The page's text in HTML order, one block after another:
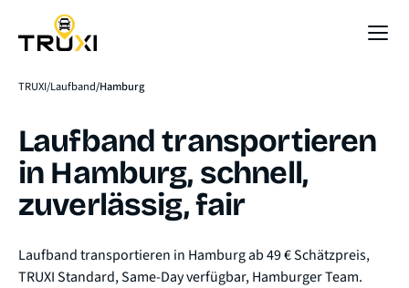
TRUXI Laufband Hamburg
Laufband transportieren
in Hamburg, schnell,
zuverlässig, fair
Laufband transportieren in Hamburg ab 49 € Schätzpreis,
TRUXI Standard, Same-Day verfügbar, Hamburger Team.